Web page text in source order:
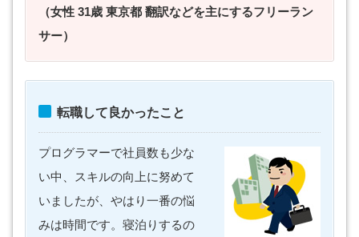
（女性 31歳 東京都 翻訳などを主にするフリーラン
サー）
転職して良かったこと
プログラマーで社員数も少な
い中、スキルの向上に努めて
いましたが、やはり一番の悩
みは時間です。寝泊りするの